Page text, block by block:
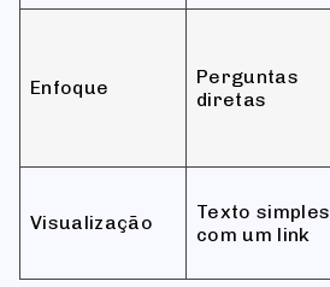
Enfoque
Perguntas
diretas
Visualização
Texto simples
com um link